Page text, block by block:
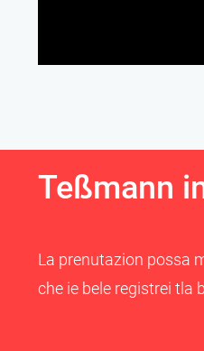
Teßmann
La prenutazion possa
che ie bele registrei tla